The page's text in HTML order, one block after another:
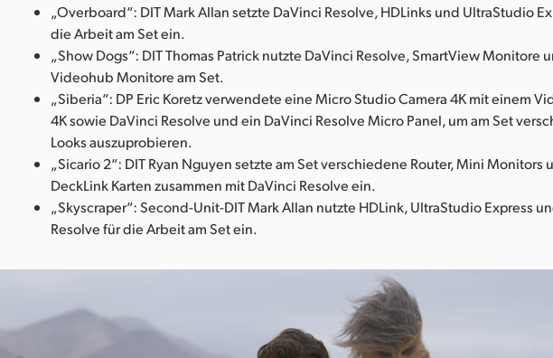
„Overboard“: DIT Mark Allan setzte DaVinci Resolve, HDLinks und UltraStudio
die Arbeit am Set ein.
„Show Dogs“: DIT Thomas Patrick nutzte DaVinci Resolve, SmartView Monitore
Videohub Monitore am Set.
„Siberia“: DP Eric Koretz verwendete eine Micro Studio Camera 4K mit einem
4K sowie DaVinci Resolve und ein DaVinci Resolve Micro Panel, um am Set
Looks auszuprobieren.
„Sicario 2“: DIT Ryan Nguyen setzte am Set verschiedene Router, Mini Monitors
DeckLink Karten zusammen mit DaVinci Resolve ein.
„Skyscraper“: Second-Unit-DIT Mark Allan nutzte HDLink, UltraStudio Express
Resolve für die Arbeit am Set ein.